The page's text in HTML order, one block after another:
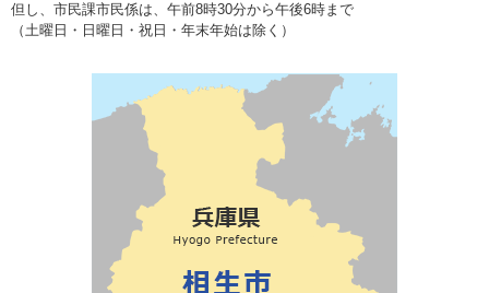
但し、市民課市民係は、午前8時30分から午後6時まで
（土曜日・日曜日・祝日・年末年始は除く）